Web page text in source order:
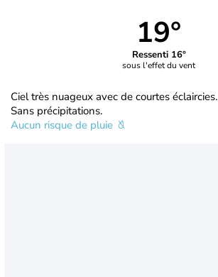
19°
Ressenti 16°
sous l'effet du vent
Ciel très nuageux avec de courtes éclaircies.
Sans précipitations.
Aucun risque de pluie